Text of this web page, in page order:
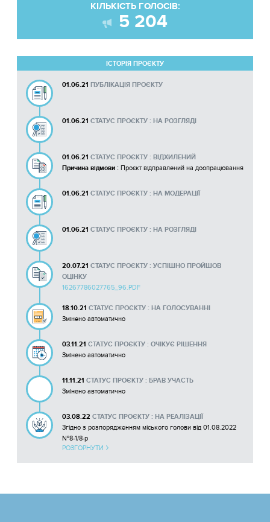
КІЛЬКІСТЬ ГОЛОСІВ:
5 204
ІСТОРІЯ ПРОЄКТУ
01.06.21 ПУБЛІКАЦІЯ ПРОЄКТУ
01.06.21 СТАТУС ПРОЄКТУ : НА РОЗГЛЯДІ
01.06.21 СТАТУС ПРОЄКТУ : ВІДХИЛЕНИЙ
Причина відмови : Проєкт відправлений на доопрацювання
01.06.21 СТАТУС ПРОЄКТУ : НА МОДЕРАЦІЇ
01.06.21 СТАТУС ПРОЄКТУ : НА РОЗГЛЯДІ
20.07.21 СТАТУС ПРОЄКТУ : УСПІШНО ПРОЙШОВ
ОЦІНКУ
16267786027765_96.PDF
18.10.21 СТАТУС ПРОЄКТУ : НА ГОЛОСУВАННІ
Змінено автоматично
03.11.21 СТАТУС ПРОЄКТУ : ОЧІКУЄ РІШЕННЯ
Змінено автоматично
11.11.21 СТАТУС ПРОЄКТУ : БРАВ УЧАСТЬ
Змінено автоматично
03.08.22 СТАТУС ПРОЄКТУ : НА РЕАЛІЗАЦІЇ
Згідно з розпорядженням міського голови від 01.08.2022
№8-1/8-р
РОЗГОРНУТИ